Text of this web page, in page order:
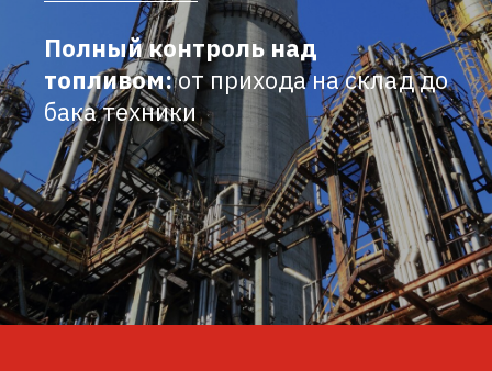
Полный контроль над
топливом:от прихода на склад до
бака техники